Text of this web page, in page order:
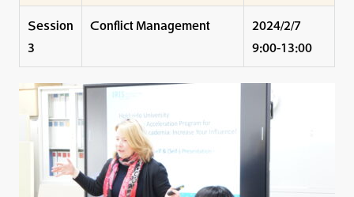
Session
3
Conflict Management
2024/2/7
9:00-13:00